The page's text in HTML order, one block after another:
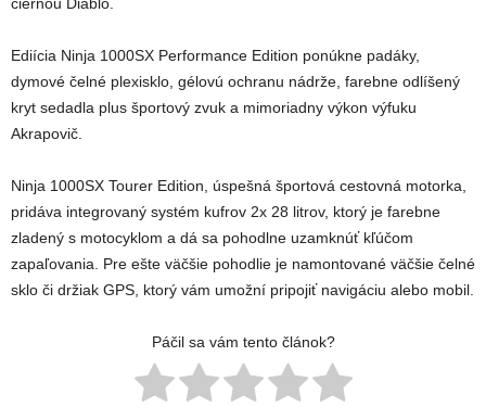
čiernou Diablo.
Ediícia Ninja 1000SX Performance Edition ponúkne padáky,
dymové čelné plexisklo, gélovú ochranu nádrže, farebne odlíšený
kryt sedadla plus športový zvuk a mimoriadny výkon výfuku
Akrapovič.
Ninja 1000SX Tourer Edition, úspešná športová cestovná motorka,
pridáva integrovaný systém kufrov 2x 28 litrov, ktorý je farebne
zladený s motocyklom a dá sa pohodlne uzamknúť kľúčom
zapaľovania. Pre ešte väčšie pohodlie je namontované väčšie čelné
sklo či držiak GPS, ktorý vám umožní pripojiť navigáciu alebo mobil.
Páčil sa vám tento článok?